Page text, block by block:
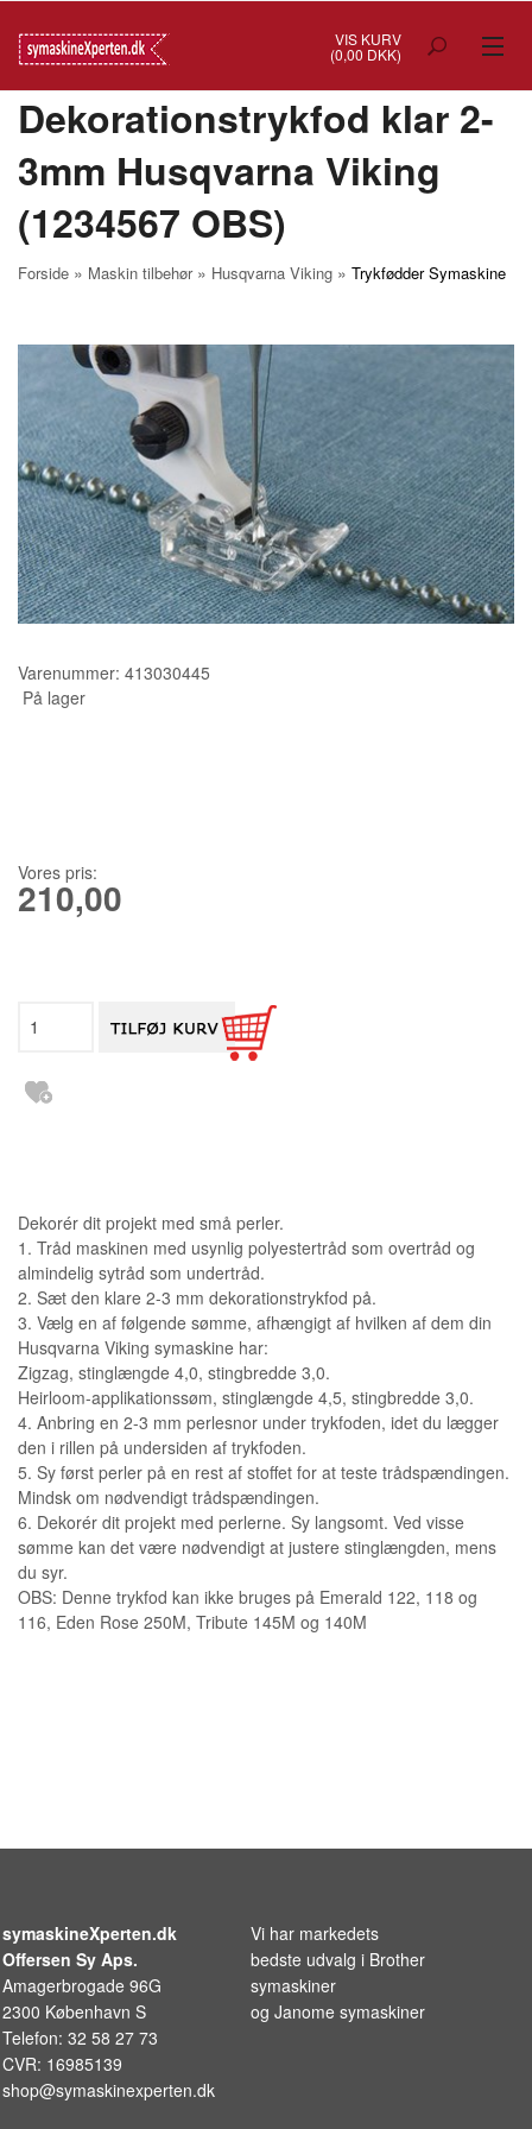
VIS KURV
(0,00 DKK)
TILBUD
SYMASKINER
OVERLOCK
INDUSTRI
BRUGTE/DEMO
MASKIN TILBEHØR
SYTILBEHØR
KURSER
SCANNCUT
Dekorationstrykfod klar 2-
3mm Husqvarna Viking
(1234567 OBS)
Forside » Maskin tilbehør» Husqvarna Viking » Trykfødder Symaskine
Varenummer: 413030445
På lager
Vores pris:
210,00
Dekorér dit projekt med små perler.
1. Tråd maskinen med usynlig polyestertråd som overtråd og
almindelig sytråd som undertråd.
2. Sæt den klare 2-3 mm dekorationstrykfod på.
3. Vælg en af følgende sømme, afhængigt af hvilken af dem din
Husqvarna Viking symaskine har:
Zigzag, stinglængde 4,0, stingbredde 3,0.
Heirloom-applikationssøm, stinglængde 4,5, stingbredde 3,0.
4. Anbring en 2-3 mm perlesnor under trykfoden, idet du lægger
den i rillen på undersiden af trykfoden.
5. Sy først perler på en rest af stoffet for at teste trådspændingen.
Mindsk om nødvendigt trådspændingen.
6. Dekorér dit projekt med perlerne. Sy langsomt. Ved visse
sømme kan det være nødvendigt at justere stinglængden, mens
du syr.
OBS: Denne trykfod kan ikke bruges på Emerald 122, 118 og
116, Eden Rose 250M, Tribute 145M og 140M
symaskineXperten.dk
Offersen Sy Aps.
Amagerbrogade 96G
2300 København S
Telefon: 32 58 27 73
CVR: 16985139
shop@symaskinexperten.dk
Vi har markedets
bedste udvalg i Brother
symaskiner
og Janome symaskiner